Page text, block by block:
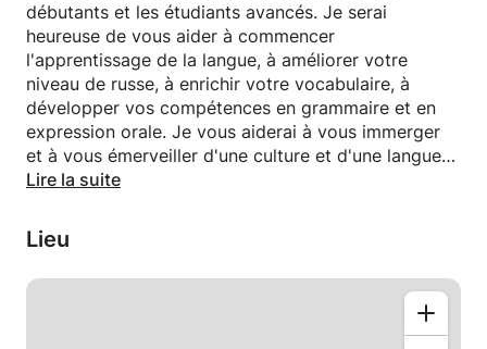
débutants et les étudiants avancés. Je serai
heureuse de vous aider à commencer
l'apprentissage de la langue, à améliorer votre
niveau de russe, à enrichir votre vocabulaire, à
développer vos compétences en grammaire et en
expression orale. Je vous aiderai à vous immerger
et à vous émerveiller d'une culture et d'une langue
incroyablement riches.
Lire la suite
Lieu